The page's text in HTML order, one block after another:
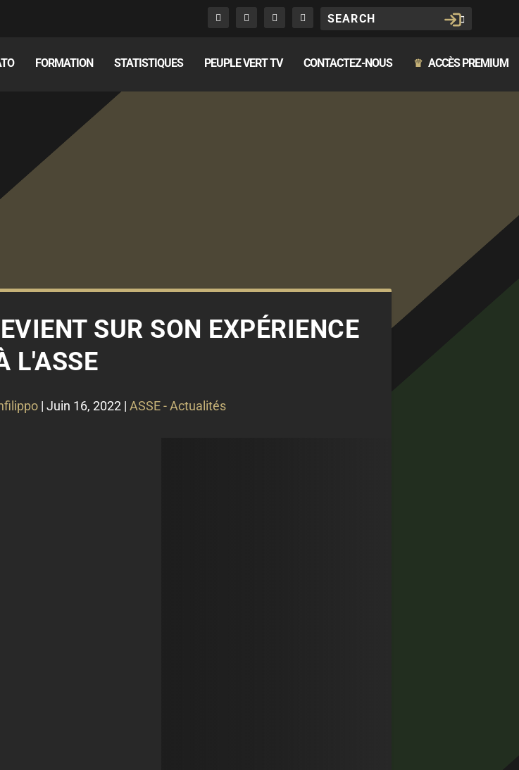
FORMATION STATISTIQUES PEUPLE VERT TV CONTACTEZ-NOUS ♛ ACCÈS PREMIUM
SUR SON EXPÉRIENCE
L'ASSE
| Juin 16, 2022| ASSE - Actualités